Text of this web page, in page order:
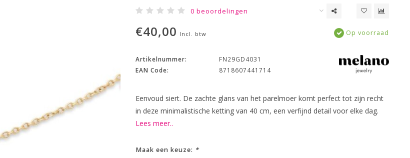
0 beoordelingen
€40,00 Incl. btw Op voorraad
Artikelnummer:
FN29GD4031
EAN Code:
8718607441714
Eenvoud siert. De zachte glans van het parelmoer komt perfect tot zijn recht
in deze minimalistische ketting van 40 cm, een verfijnd detail voor elke dag.
Lees meer..
Maak een keuze: *